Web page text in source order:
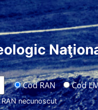
Cod RAN Cod
necunoscut